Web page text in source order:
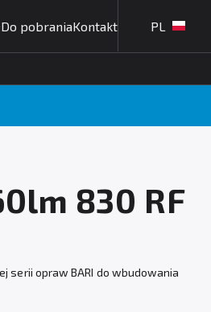
Do pobraniaKontakt PL
830 RF
serii opraw BARI do wbudowania